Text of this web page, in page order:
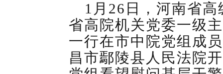
1月26日，河南省
省高院机关党委一级
一行在市中院党组成
昌市鄢陵县人民法院